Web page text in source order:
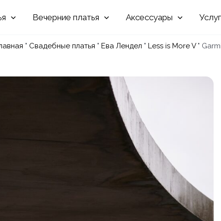
Вечерние Аксессуары
" Свадебные платья " Ева Лендел " Less is More V"